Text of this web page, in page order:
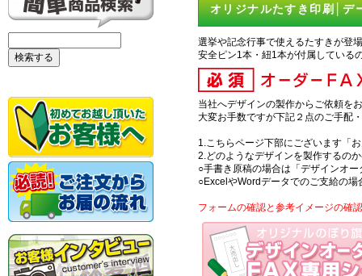
オリジナルたすき印刷│デ
選挙や記念行事で使えるたすきが登
安全ピン1本・紐1本が付属している
当社へデザインの製作からご依頼を
大変お手数ですが下記２点のご手配
1.こちらページ下部にございます「
2.どのようなデザインを製作するの
○手書き原稿の場合は「デザインオ
○ExcelやWordデータでのご支給の
フォームの確認と参考イメージの確